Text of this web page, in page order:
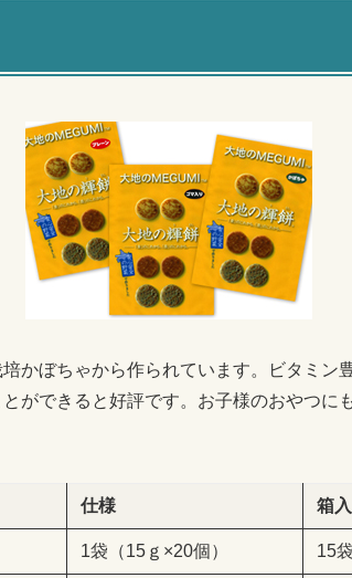
かぼちゃから作られています。ビタミン
ができると好評です。お子様のおやつに
仕様 箱
1袋（15ｇ×20個） 15袋